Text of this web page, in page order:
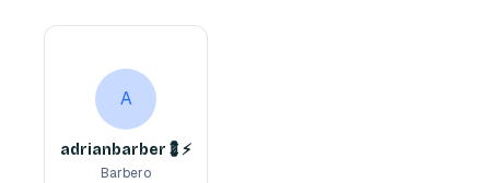
A
adrianbarber💈⚡️
Barbero
Barbero